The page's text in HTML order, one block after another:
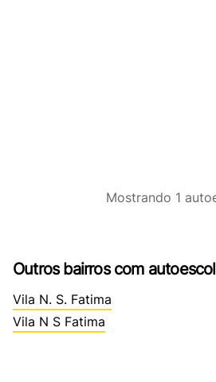
Outros bairros com
Vila N. S. Fatima
Vila N S Fatima
Mostrando 1